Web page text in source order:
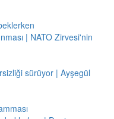
| NATO Zirvesi'nin
sürüyor | Ayşegül